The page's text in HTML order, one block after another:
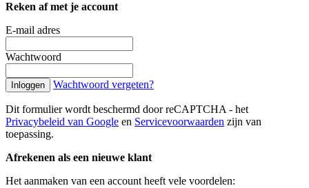
Reken af met je account
E-mail adres
Wachtwoord
Inloggen Wachtwoord vergeten?
Dit formulier wordt beschermd door reCAPTCHA - het
Privacybeleid van Google en Servicevoorwaarden zijn van
toepassing.
Afrekenen als een nieuwe klant
Het aanmaken van een account heeft vele voordelen: